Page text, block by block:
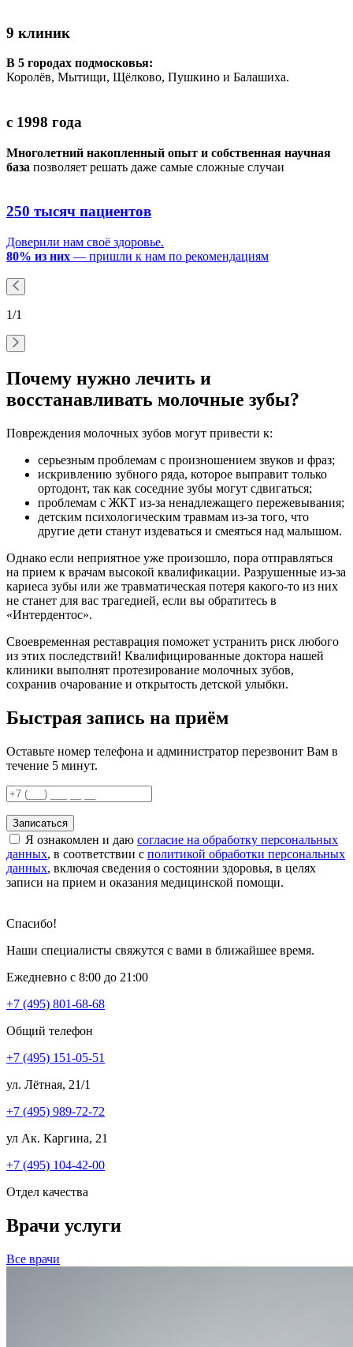
9 клиник
В 5 городах подмосковья:
Королёв, Мытищи, Щёлково, Пушкино и Балашиха.
с 1998 года
Многолетний накопленный опыт и собственная научная
база позволяет решать даже самые сложные случаи
250 тысяч пациентов
Доверили нам своё здоровье.
80% из них — пришли к нам по рекомендациям
1/1
Почему нужно лечить и
восстанавливать молочные зубы?
Повреждения молочных зубов могут привести к:
серьезным проблемам с произношением звуков и фраз;
искривлению зубного ряда, которое выправит только
ортодонт, так как соседние зубы могут сдвигаться;
проблемам с ЖКТ из-за ненадлежащего пережевывания;
детским психологическим травмам из-за того, что
другие дети станут издеваться и смеяться над малышом.
Однако если неприятное уже произошло, пора отправляться
на прием к врачам высокой квалификации. Разрушенные из-за
кариеса зубы или же травматическая потеря какого-то из них
не станет для вас трагедией, если вы обратитесь в
«Интердентос».
Своевременная реставрация поможет устранить риск любого
из этих последствий! Квалифицированные доктора нашей
клиники выполнят протезирование молочных зубов,
сохранив очарование и открытость детской улыбки.
Быстрая запись на приём
Оставьте номер телефона и администратор перезвонит Вам в
течение 5 минут.
Записаться
Я ознакомлен и даю согласие на обработку персональных
данных, в соответствии с политикой обработки персональных
данных, включая сведения о состоянии здоровья, в целях
записи на прием и оказания медицинской помощи.
Спасибо!
Наши специалисты свяжутся с вами в ближайшее время.
Ежедневно с 8:00 до 21:00
+7 (495) 801-68-68
Общий телефон
+7 (495) 151-05-51
ул. Лётная, 21/1
+7 (495) 989-72-72
ул Ак. Каргина, 21
+7 (495) 104-42-00
Отдел качества
Врачи услуги
Все врачи